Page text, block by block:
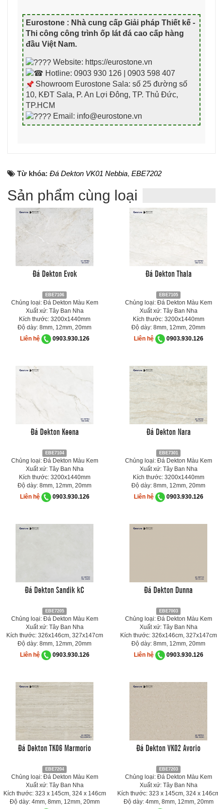
Eurostone : Nhà cung cấp Giải pháp Thiết kế -
Thi công công trình ốp lát đá cao cấp hàng
đầu Việt Nam.
Website: https://eurostone.vn
Hotline: 0903 930 126 | 0903 598 407
Showroom Eurostone Sala: số 25 đường số
10, KĐT Sala, P. An Lợi Đông, TP. Thủ Đức,
TP.HCM
Email: info@eurostone.vn
Từ khóa: Đá Dekton VK01 Nebbia, EBE7202
Sản phẩm cùng loại
Đá Dekton Evok
EBE7106
Chủng loại: Đá Dekton Màu Kem
Xuất xứ: Tây Ban Nha
Kích thước: 3200x1440mm
Độ dày: 8mm, 12mm, 20mm
Liên hệ
0903.930.126
Đá Dekton Thala
EBE7105
Chủng loại: Đá Dekton Màu Kem
Xuất xứ: Tây Ban Nha
Kích thước: 3200x1440mm
Độ dày: 8mm, 12mm, 20mm
Liên hệ
0903.930.126
Đá Dekton Keena
EBE7104
Chủng loại: Đá Dekton Màu Kem
Xuất xứ: Tây Ban Nha
Kích thước: 3200x1440mm
Độ dày: 8mm, 12mm, 20mm
Liên hệ
0903.930.126
Đá Dekton Nara
EBE7301
Chủng loại: Đá Dekton Màu Kem
Xuất xứ: Tây Ban Nha
Kích thước: 3200x1440mm
Độ dày: 8mm, 12mm, 20mm
Liên hệ
0903.930.126
Đá Dekton Sandik kC
EBE7205
Chủng loại: Đá Dekton Màu Kem
Xuất xứ: Tây Ban Nha
Kích thước: 326x146cm, 327x147cm
Độ dày: 8mm, 12mm, 20mm
Liên hệ
0903.930.126
Đá Dekton Dunna
EBE7003
Chủng loại: Đá Dekton Màu Kem
Xuất xứ: Tây Ban Nha
Kích thước: 326x146cm, 327x147cm
Độ dày: 8mm, 12mm, 20mm
Liên hệ
0903.930.126
Đá Dekton TK06 Marmorio
EBE7204
Chủng loại: Đá Dekton Màu Kem
Xuất xứ: Tây Ban Nha
Kích thước: 323 x 145cm, 324 x 146cm
Độ dày: 4mm, 8mm, 12mm, 20mm
Đá Dekton VK02 Avorio
EBE7203
Chủng loại: Đá Dekton Màu Kem
Xuất xứ: Tây Ban Nha
Kích thước: 323 x 145cm, 324 x
Độ dày: 4mm, 8mm, 12mm, 20mm